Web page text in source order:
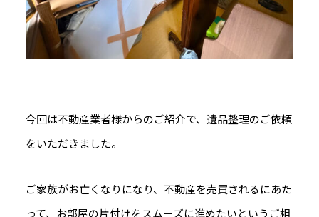
今回は不動産業者様からのご紹介で、遺品整理のご依頼
をいただきました。
ご家族がお亡くなりになり、不動産を売買されるにあた
って、お部屋の片付けをスムーズに進めたいというご相